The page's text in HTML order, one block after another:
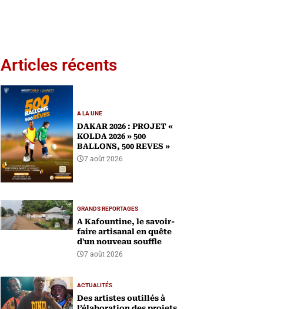
Articles récents
A LA UNE
DAKAR 2026 : PROJET «
KOLDA 2026 » 500
BALLONS, 500 REVES »
7 août 2026
GRANDS REPORTAGES
A Kafountine, le savoir-
faire artisanal en quête
d'un nouveau souffle
7 août 2026
ACTUALITÉS
Des artistes outillés à